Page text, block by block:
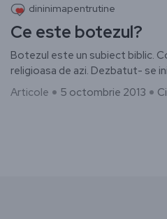
dininimapentrutine
Ce este botezul?
Botezul este un subiect biblic.
religioasa de azi. Dezbatut- se
Articole
5 octombrie 2013